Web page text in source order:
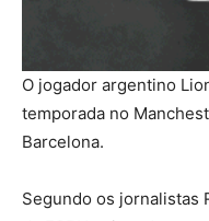
O jogador argentino
temporada no
Barcelona.
Segundo os jornalistas